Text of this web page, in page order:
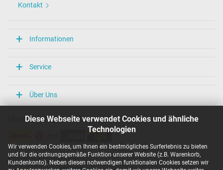
Diese Webseite verwendet Cookies und ähnliche
Technologien
Wir verwenden Cookies, um Ihnen ein bestmögliches Surferlebnis zu bieten
und für die ordnungsgemäße Funktion unserer Website (z.B. Warenkorb,
Kundenkonto). Neben diesen notwendigen funktionalen Cookies setzen wir
Kontakt
Informationen
Service
Über Uns
Unsere Versandarten
Unsere Zahlarten